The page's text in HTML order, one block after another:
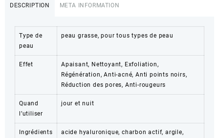
DESCRIPTION META INFORMATION
Type de
peau
peau grasse, pour tous types de peau
Effet
Apaisant, Nettoyant, Exfoliation,
Régénération, Anti-acné, Anti points noirs,
Réduction des pores, Anti-rougeurs
Quand
l’utiliser
jour et nuit
Ingrédients
acide hyaluronique, charbon actif, argile,